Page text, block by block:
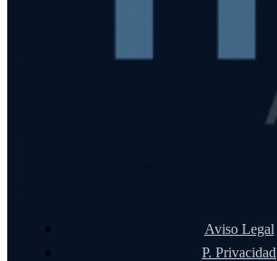
Aviso Legal
P. Privacidad